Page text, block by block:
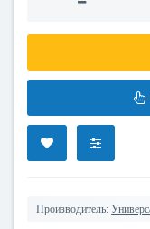
Производитель: